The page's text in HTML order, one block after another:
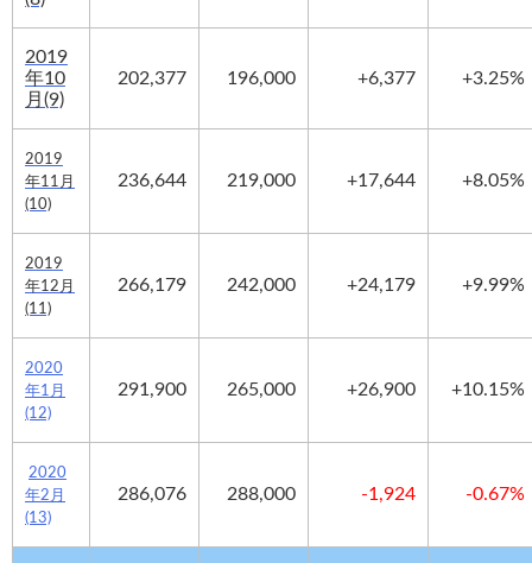
2019
年10
月(9)
202,377 196,000 +6,377 +3.25%
2019
年11月
(10)
236,644 219,000 +17,644 +8.05%
2019
年12月
(11)
266,179 242,000 +24,179 +9.99%
2020
年1月
(12)
291,900 265,000 +26,900 +10.15%
2020
年2月
(13)
286,076 288,000 -1,924 -0.67%